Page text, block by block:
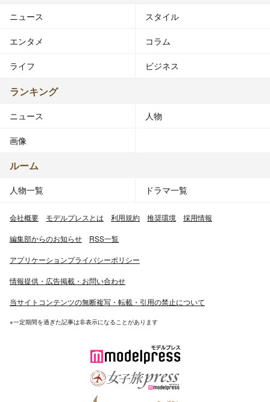
ニュース スタイル
エンタメ コラム
ライフ ビジネス
ランキング
ニュース 人物
画像
ルーム
人物一覧 ドラマ一覧
会社概要 モデルプレスとは 利用規約 推奨環境 採用情報
編集部からのお知らせ RSS一覧
アプリケーションプライバシーポリシー
情報提供・広告掲載・お問い合わせ
当サイトコンテンツの無断複写・転載・引用の禁止について
※一定期間を過ぎた記事は非表示になることがあります